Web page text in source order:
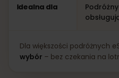
Idealna dla
Dla większości podróżnych
wybór– bez czekania na